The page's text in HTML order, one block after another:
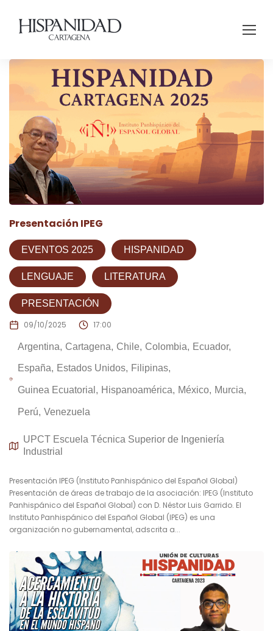
Presentación IPEG
EVENTOS 2025 HISPANIDAD
LENGUAJE LITERATURA
PRESENTACIÓN
09/10/2025 17:00
Argentina Cartagena Chile Colombia Ecuador
España Estados Unidos Filipinas
Guinea Ecuatorial Hispanoamérica México Murcia
Perú Venezuela
UPCT Escuela Técnica Superior de Ingeniería
Industrial
Presentación IPEG (Instituto Panhispánico del Español Global)
Presentación de áreas de trabajo de la asociación: IPEG (Instituto
Panhispánico del Español Global) con D. Néstor Luis Garrido. El
Instituto Panhispánico del Español Global (IPEG) es una
organización no gubernamental, adscrita a...